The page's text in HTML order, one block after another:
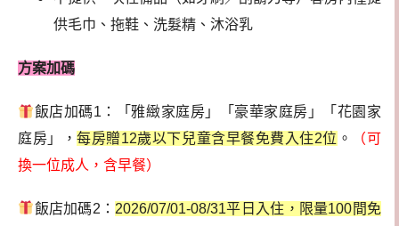
供毛巾、拖鞋、洗髮精、沐浴乳
方案加碼
飯店加碼1：「雅緻家庭房」「豪華家庭房」「花園家
庭房」，每房贈12歲以下兒童含早餐免費入住2位 。
（可
換一位成人，含早餐）
飯店加碼2： 2026/07/01-08/31平日入住，限量100間免